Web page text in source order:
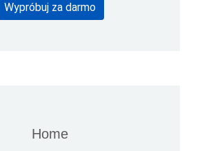
Wypróbuj za darmo
Home